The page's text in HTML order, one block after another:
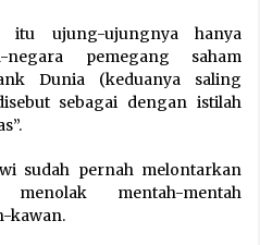
itu ujung-ujungnya hanya
negara pemegang saham
Dunia (keduanya saling
sebagai dengan istilah
sudah pernah melontarkan
menolak mentah-mentah
kawan.